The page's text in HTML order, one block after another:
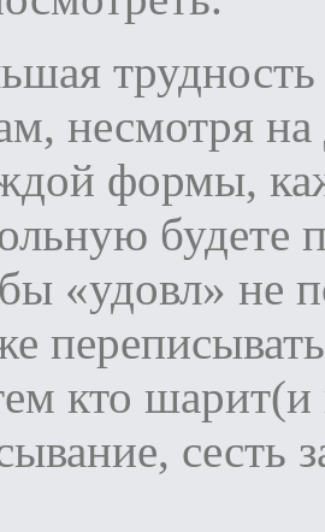
несмотря
формы,
будете
«удовл» не
кто шарит(и
сесть